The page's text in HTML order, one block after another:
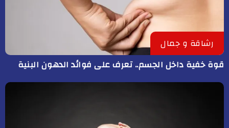
رشاقة و جمال
قوة خفية داخل الجسم.. تعرف على فوائد الدهون البنية